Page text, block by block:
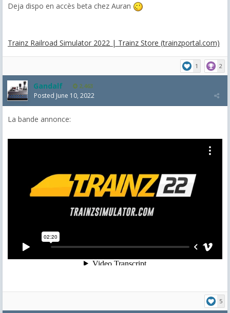
Deja dispo en accès beta chez Auran
Trainz Railroad Simulator 2022 | Trainz Store (trainzportal.com)
1 2
Gandalf 2,463
Posted June 10, 2022
La bande annonce:
5